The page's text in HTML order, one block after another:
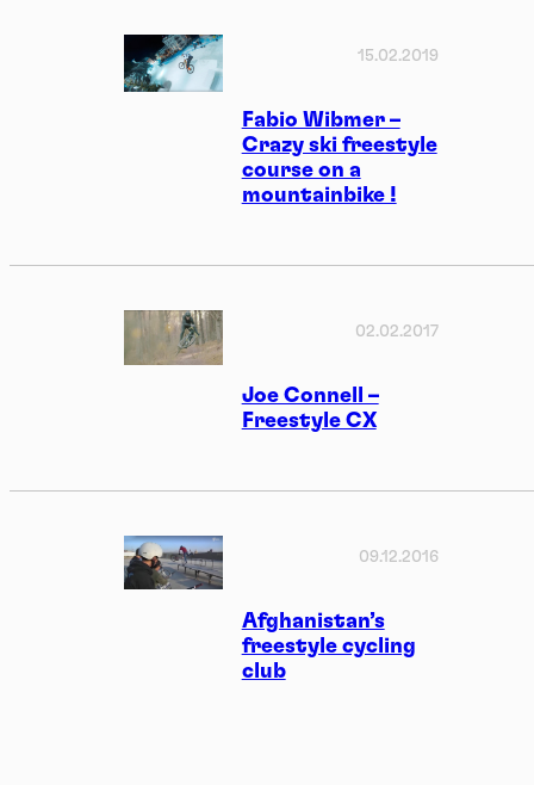
Fabio Wibmer –
Crazy ski freestyle
course on a
mountainbike !
15.02.2019
Joe Connell –
Freestyle CX
02.02.2017
Afghanistan’s
freestyle cycling
club
09.12.2016